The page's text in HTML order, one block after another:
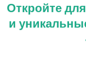
Откройте
и